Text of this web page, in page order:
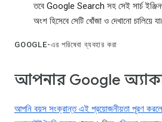
তবে Google Search সহ সেই সার্চ
অংশ হিসেবে সেটি খোঁজা ও দেখানো চালিয়ে
GOOGLE-এর পরিষেবা ব্যবহার করা
আপনার Google
আপনি বয়স সংক্রান্ত এই প্রয়োজনীয়তা পূরণ করলে